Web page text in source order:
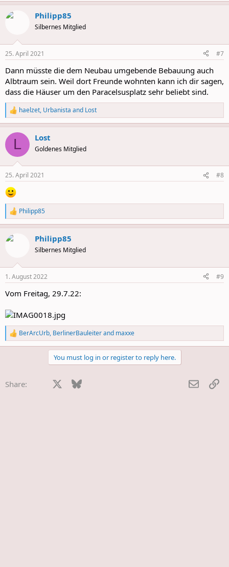
Philipp85
Silbernes Mitglied
25. April 2021 #7
Dann müsste die dem Neubau umgebende Bebauung auch
Albtraum sein. Weil dort Freunde wohnten kann ich dir sagen,
dass die Häuser um den Paracelsusplatz sehr beliebt sind.
R
e
a
c
i
s
:
haelzet, Urbanista and Lost
L Lost
Goldenes Mitglied
25. April 2021 #8
R
e
a
c
s
Philipp85
Philipp85
Silbernes Mitglied
1. August 2022 #9
Vom Freitag, 29.7.22:
R
e
o
BerArcUrb, BerlinerBauleiterand maxxe
You must log in or register to reply here.
Share: Facebook Bluesky WhatsApp
E-Mail